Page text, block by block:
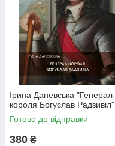
Ірина Даневська "Генерал
короля Богуслав Радзивіл"
Готово до відправки
380 ₴